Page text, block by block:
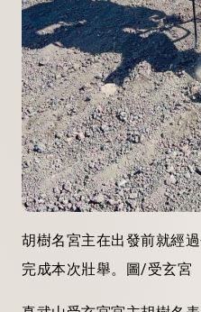
胡樹名宮主在出發前就經
完成本次壯舉。圖/受玄宮